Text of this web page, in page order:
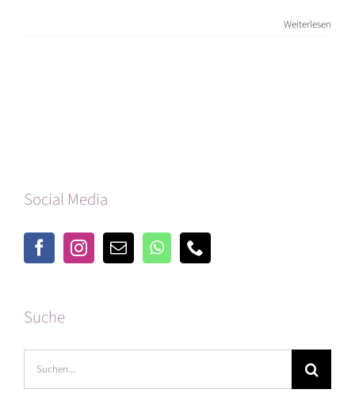
Weiterlesen
Social Media
Suche
nach: